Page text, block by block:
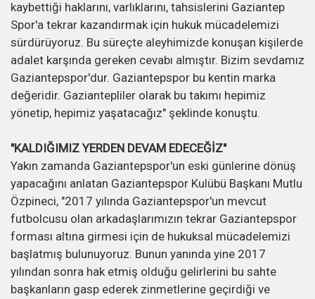
kaybettiği haklarını, varlıklarını, tahsislerini Gaziantep
Spor'a tekrar kazandırmak için hukuk mücadelemizi
sürdürüyoruz. Bu süreçte aleyhimizde konuşan kişilerde
adalet karşında gereken cevabı almıştır. Bizim sevdamız
Gaziantepspor'dur. Gaziantepspor bu kentin marka
değeridir. Gaziantepliler olarak bu takımı hepimiz
yönetip, hepimiz yaşatacağız" şeklinde konuştu.
"KALDIĞIMIZ YERDEN DEVAM EDECEĞİZ"
Yakın zamanda Gaziantepspor'un eski günlerine dönüş
yapacağını anlatan Gaziantepspor Kulübü Başkanı Mutlu
Özpineci, "2017 yılında Gaziantepspor'un mevcut
futbolcusu olan arkadaşlarımızın tekrar Gaziantepspor
forması altına girmesi için de hukuksal mücadelemizi
başlatmış bulunuyoruz. Bunun yanında yine 2017
yılından sonra hak etmiş olduğu gelirlerini bu sahte
başkanların gasp ederek zinmetlerine geçirdiği ve